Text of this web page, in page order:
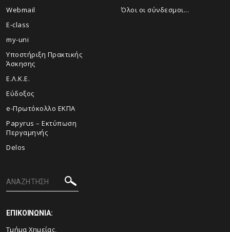
Webmail
E-class
my-uni
Υποστήριξη Πρακτικής
Άσκησης
Ε.Λ.Κ.Ε.
Εύδοξος
e-Πρωτόκολλο ΕΚΠΑ
Papyrus – Εκτύπωση
Περγαμηνής
Delos
Όλοι οι σύνδεσμοι...
ΕΠΙΚΟΙΝΩΝΙΑ:
Τμήμα Χημείας,